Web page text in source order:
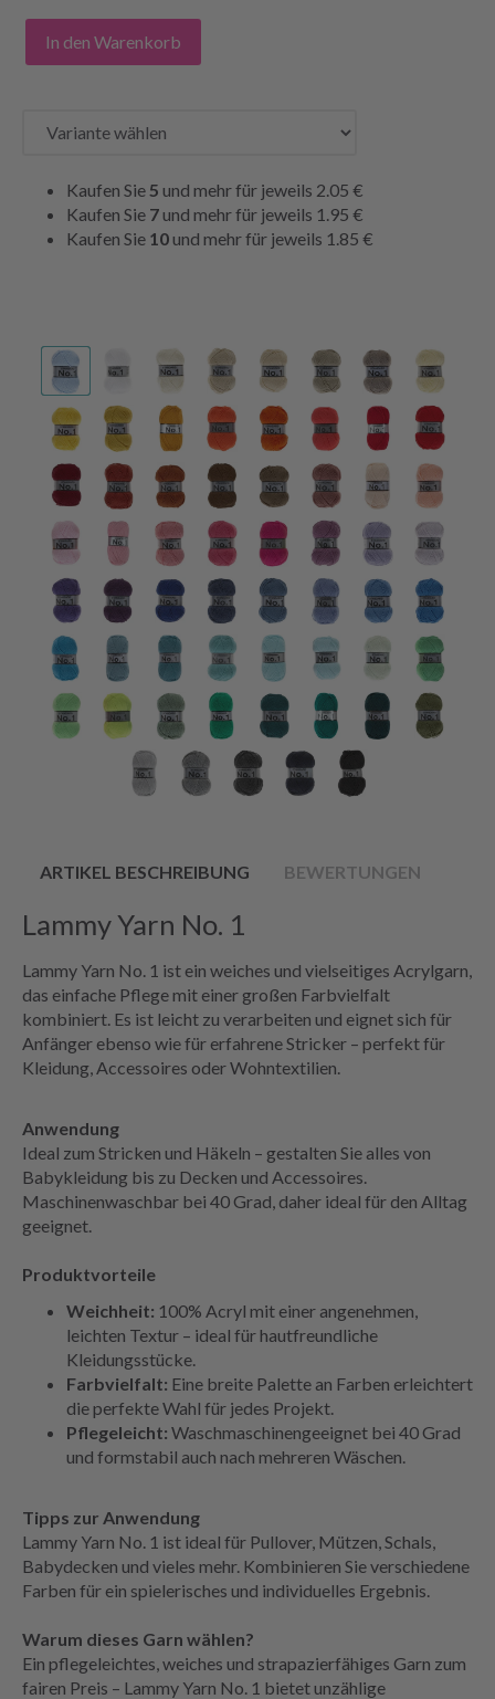
In den Warenkorb
Kaufen Sie 5 und mehr für jeweils 2.05 €
Kaufen Sie 7und mehr für jeweils 1.95 €
Kaufen Sie 10und mehr für jeweils 1.85 €
ARTIKEL BESCHREIBUNG BEWERTUNGEN
Lammy Yarn No. 1
Lammy Yarn No. 1 ist ein weiches und vielseitiges Acrylgarn,
das einfache Pflege mit einer großen Farbvielfalt
kombiniert. Es ist leicht zu verarbeiten und eignet sich für
Anfänger ebenso wie für erfahrene Stricker – perfekt für
Kleidung, Accessoires oder Wohntextilien.
Anwendung
Ideal zum Stricken und Häkeln – gestalten Sie alles von
Babykleidung bis zu Decken und Accessoires.
Maschinenwaschbar bei 40 Grad, daher ideal für den Alltag
geeignet.
Produktvorteile
Weichheit: 100% Acryl mit einer angenehmen,
leichten Textur – ideal für hautfreundliche
Kleidungsstücke.
Farbvielfalt: Eine breite Palette an Farben erleichtert
die perfekte Wahl für jedes Projekt.
Pflegeleicht: Waschmaschinengeeignet bei 40 Grad
und formstabil auch nach mehreren Wäschen.
Tipps zur Anwendung
Lammy Yarn No. 1 ist ideal für Pullover, Mützen, Schals,
Babydecken und vieles mehr. Kombinieren Sie verschiedene
Farben für ein spielerisches und individuelles Ergebnis.
Warum dieses Garn wählen?
Ein pflegeleichtes, weiches und strapazierfähiges Garn zum
fairen Preis – Lammy Yarn No. 1 bietet unzählige